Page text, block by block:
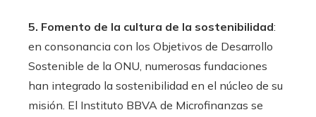
5. Fomento de la cultura de la sostenibilidad:
en consonancia con los Objetivos de Desarrollo
Sostenible de la ONU, numerosas fundaciones
han integrado la sostenibilidad en el núcleo de su
misión. El Instituto BBVA de Microfinanzas se